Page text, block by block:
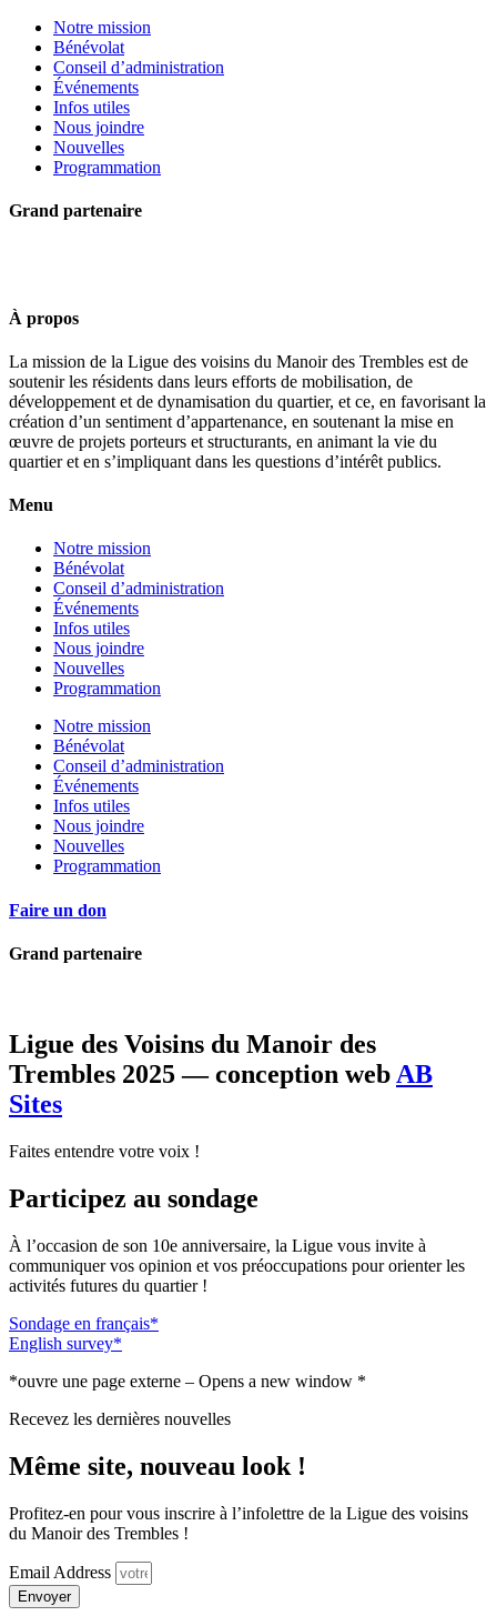
Notre mission
Bénévolat
Conseil d’administration
Événements
Infos utiles
Nous joindre
Nouvelles
Programmation
Grand partenaire
À propos
La mission de la Ligue des voisins du Manoir des Trembles est de
soutenir les résidents dans leurs efforts de mobilisation, de
développement et de dynamisation du quartier, et ce, en favorisant la
création d’un sentiment d’appartenance, en soutenant la mise en
œuvre de projets porteurs et structurants, en animant la vie du
quartier et en s’impliquant dans les questions d’intérêt publics.
Menu
Notre mission
Bénévolat
Conseil d’administration
Événements
Infos utiles
Nous joindre
Nouvelles
Programmation
Notre mission
Bénévolat
Conseil d’administration
Événements
Infos utiles
Nous joindre
Nouvelles
Programmation
Faire un don
Grand partenaire
Ligue des Voisins du Manoir des
Trembles 2025 — conception web AB
Sites
Faites entendre votre voix !
Participez au sondage
À l’occasion de son 10e anniversaire, la Ligue vous invite à
communiquer vos opinion et vos préoccupations pour orienter les
activités futures du quartier !
Sondage en français*
English survey*
*ouvre une page externe – Opens a new window *
Recevez les dernières nouvelles
Même site, nouveau look !
Profitez-en pour vous inscrire à l’infolettre de la Ligue des voisins
du Manoir des Trembles !
Email Address
Envoyer